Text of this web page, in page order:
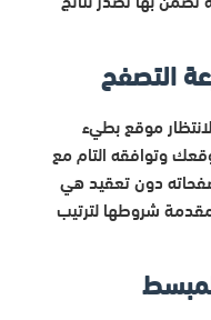
موقع بطيء
وتوافقه التام مع
دون تعقيد هي
شروطها لترتيب